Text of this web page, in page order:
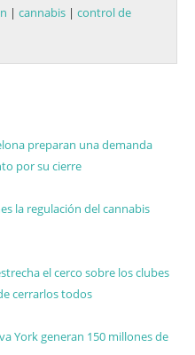
| cannabis | control de
preparan una demanda
por su cierre
la regulación del cannabis
el cerco sobre los clubes
cerrarlos todos
York generan 150 millones de